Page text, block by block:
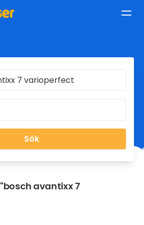
Sök
"bosch avantixx 7